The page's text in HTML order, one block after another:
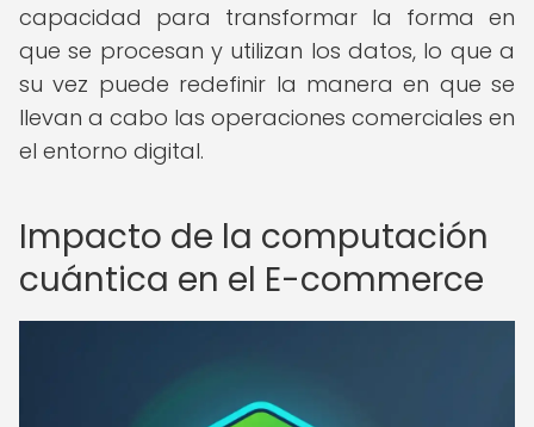
capacidad para transformar la forma en
que se procesan y utilizan los datos, lo que a
su vez puede redefinir la manera en que se
llevan a cabo las operaciones comerciales en
el entorno digital.
Impacto de la computación
cuántica en el E-commerce